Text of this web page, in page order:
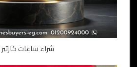
شراء ساعات كارتير